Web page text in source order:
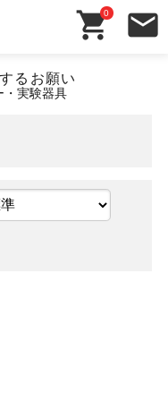
るお願い
0
・実験器具